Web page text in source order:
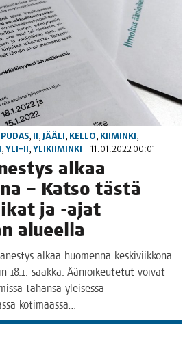
, II, JÄÄLI, KELLO, KIIMINKI,
, YLI-II, YLIKIIMINKI 11.01.2022 00:01
alkaa
– Kat­so täs­tä
ja ‑ajat
alueella
alkaa huo­men­na kes­ki­viik­ko­na
18.1. saak­ka. Äänioi­keu­te­tut voi­vat
tahan­sa ylei­ses­sä
kotimaassa…